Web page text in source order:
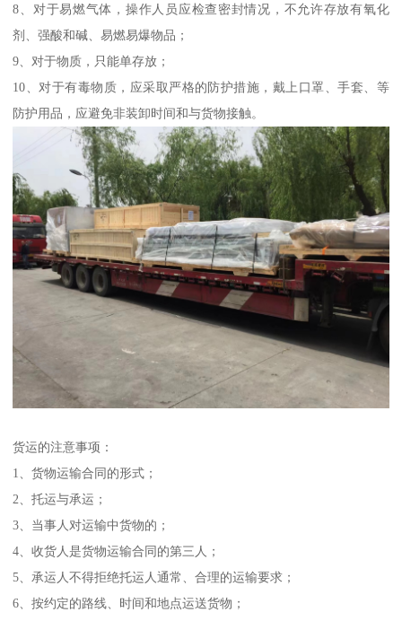
8、对于易燃气体，操作人员应检查密封情况，不允许存放有氧化
剂、强酸和碱、易燃易爆物品；
9、对于物质，只能单存放；
10、对于有毒物质，应采取严格的防护措施，戴上口罩、手套、等
防护用品，应避免非装卸时间和与货物接触。
货运的注意事项：
1、货物运输合同的形式；
2、托运与承运；
3、当事人对运输中货物的；
4、收货人是货物运输合同的第三人；
5、承运人不得拒绝托运人通常、合理的运输要求；
6、按约定的路线、时间和地点运送货物；